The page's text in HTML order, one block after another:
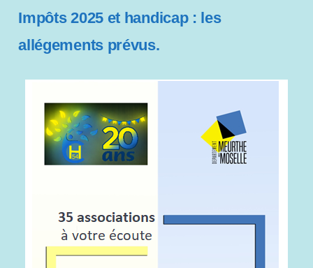
Impôts 2025 et handicap : les
allégements prévus.